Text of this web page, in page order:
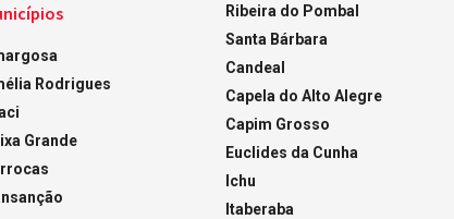
Rodrigues
Grande
Ribeira do Pombal
Santa Bárbara
Candeal
Capela do Alto Alegre
Capim Grosso
Euclides da Cunha
Ichu
Itaberaba